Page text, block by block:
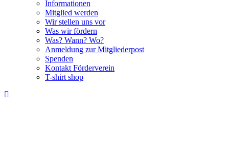
Informationen
Mitglied werden
Wir stellen uns vor
Was wir fördern
Was? Wann? Wo?
Anmeldung zur Mitgliederpost
Spenden
Kontakt Förderverein
T-shirt shop